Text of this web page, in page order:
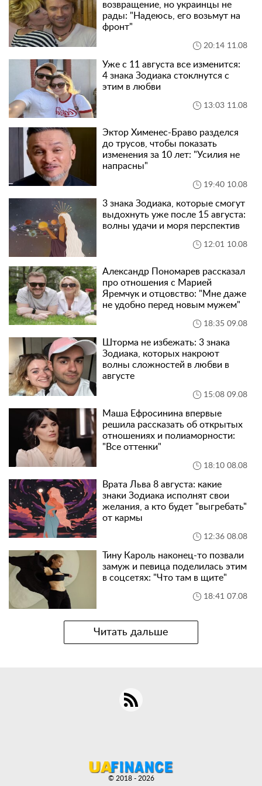
возвращение, но украинцы не
рады: "Надеюсь, его возьмут на
фронт"
20:14 11.08
Уже с 11 августа все изменится:
4 знака Зодиака стоклнутся с
этим в любви
13:03 11.08
Эктор Хименес-Браво разделся
до трусов, чтобы показать
изменения за 10 лет: "Усилия не
напрасны"
19:40 10.08
3 знака Зодиака, которые смогут
выдохнуть уже после 15 августа:
волны удачи и моря перспектив
12:01 10.08
Александр Пономарев рассказал
про отношения с Марией
Яремчук и отцовство: "Мне даже
не удобно перед новым мужем"
18:35 09.08
Шторма не избежать: 3 знака
Зодиака, которых накроют
волны сложностей в любви в
августе
15:08 09.08
Маша Ефросинина впервые
решила рассказать об открытых
отношениях и полиаморности:
"Все оттенки"
18:10 08.08
Врата Льва 8 августа: какие
знаки Зодиака исполнят свои
желания, а кто будет "выгребать"
от кармы
12:36 08.08
Тину Кароль наконец-то позвали
замуж и певица поделилась этим
в соцсетях: "Что там в щите"
18:41 07.08
Читать дальше
© 2018 - 2026